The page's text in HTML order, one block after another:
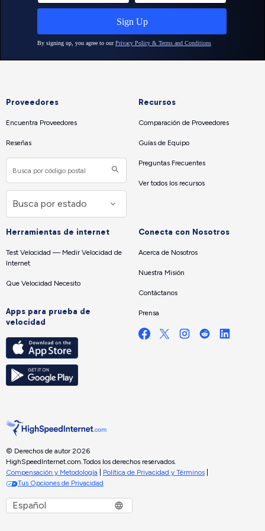
Proveedores
Encuentra Proveedores
Reseñas
Recursos
Comparación de Proveedores
Guías de Equipo
Preguntas Frecuentes
Ver todos los recursos
Herramientas de internet
Test Velocidad — Medir Velocidad de
Internet
Que Velocidad Necesito
Apps para prueba de
velocidad
Conecta con Nosotros
Acerca de Nosotros
Nuestra Misión
Contáctanos
Prensa
© Derechos de autor 2026
HighSpeedInternet.com. Todos los derechos reservados.
Compensación y Metodología
Política de Privacidad y Términos
Tus Opciones de Privacidad